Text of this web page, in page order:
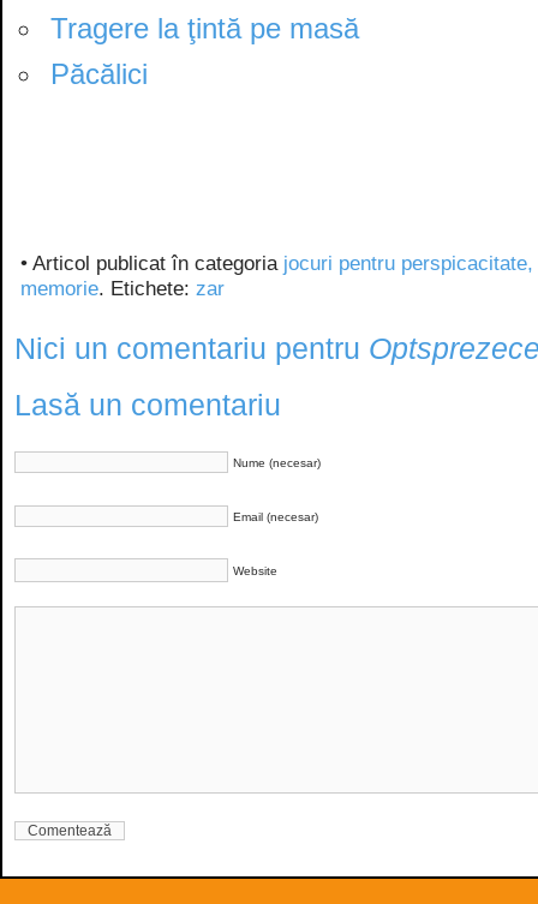
Tragere la ţintă pe masă
Păcălici
• Articol publicat în categoria jocuri pentru
memorie. Etichete: zar
Nici un comentariu pentru
Lasă un comentariu
Nume (necesar)
Email (necesar)
Website